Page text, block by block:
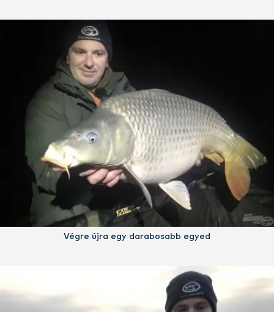
Végre újra egy darabosabb egyed